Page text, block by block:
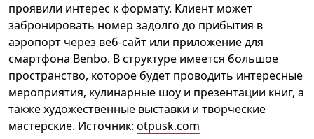
проявили интерес к формату. Клиент может
забронировать номер задолго до прибытия в
аэропорт через веб-сайт или приложение для
смартфона Benbo. В структуре имеется большое
пространство, которое будет проводить интересные
мероприятия, кулинарные шоу и презентации книг, а
также художественные выставки и творческие
мастерские. Источник: otpusk.com